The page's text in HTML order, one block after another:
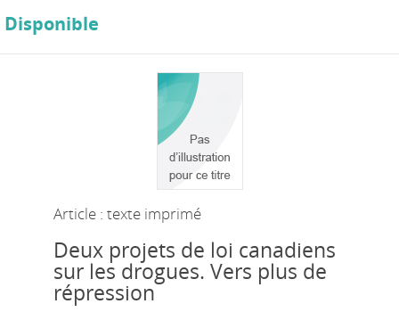
Disponible
Article : texte imprimé
Deux projets de loi canadiens
sur les drogues. Vers plus de
répression